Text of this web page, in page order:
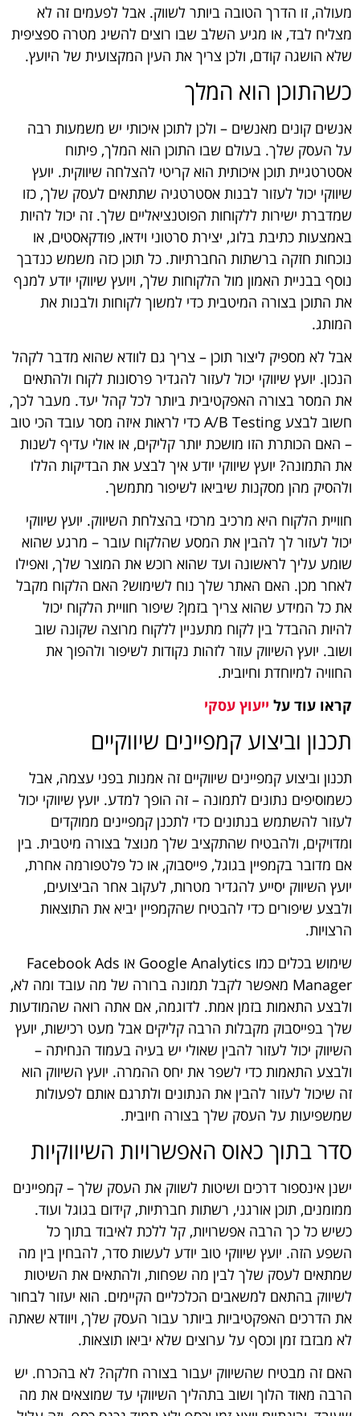
מעולה, זו הדרך הטובה ביותר לשווק. אבל לפעמים זה לא
מצליח לבד, או מגיע השלב שבו רוצים להשיג מטרה ספציפית
שלא הושגה קודם, ולכן צריך את העין המקצועית של היועץ.
כשהתוכן הוא המלך
אנשים קונים מאנשים – ולכן לתוכן איכותי יש משמעות רבה
על העסק שלך. בעולם שבו התוכן הוא המלך, פיתוח
אסטרטגיית תוכן איכותית הוא קריטי להצלחה שיווקית. יועץ
שיווקי יכול לעזור לבנות אסטרטגיה שתתאים לעסק שלך, כזו
שמדברת ישירות ללקוחות הפוטנציאליים שלך. זה יכול להיות
באמצעות כתיבת בלוג, יצירת סרטוני וידאו, פודקאסטים, או
נוכחות חזקה ברשתות החברתיות. כל תוכן כזה משמש כנדבך
נוסף בבניית האמון מול הלקוחות שלך, ויועץ שיווקי יודע למנף
את התוכן בצורה המיטבית כדי למשוך לקוחות ולבנות את
המותג.
אבל לא מספיק ליצור תוכן – צריך גם לוודא שהוא מדבר לקהל
הנכון. יועץ שיווקי יכול לעזור להגדיר פרסונות לקוח ולהתאים
את המסר בצורה האפקטיבית ביותר לכל קהל יעד. מעבר לכך,
חשוב לבצע A/B Testing כדי לראות איזה מסר עובד הכי טוב
– האם הכותרת הזו מושכת יותר קליקים, או אולי עדיף לשנות
את התמונה? יועץ שיווקי יודע איך לבצע את הבדיקות הללו
ולהסיק מהן מסקנות שיביאו לשיפור מתמשך.
חוויית הלקוח היא מרכיב מרכזי בהצלחת השיווק. יועץ שיווקי
יכול לעזור לך להבין את המסע שהלקוח עובר – מרגע שהוא
שומע עליך לראשונה ועד שהוא רוכש את המוצר שלך, ואפילו
לאחר מכן. האם האתר שלך נוח לשימוש? האם הלקוח מקבל
את כל המידע שהוא צריך בזמן? שיפור חוויית הלקוח יכול
להיות ההבדל בין לקוח מתעניין ללקוח מרוצה שקונה שוב
ושוב. יועץ השיווק עוזר לזהות נקודות לשיפור ולהפוך את
החוויה למיוחדת וחיובית.
קראו עוד על ייעוץ עסקי
תכנון וביצוע קמפיינים שיווקיים
תכנון וביצוע קמפיינים שיווקיים זה אמנות בפני עצמה, אבל
כשמוסיפים נתונים לתמונה – זה הופך למדע. יועץ שיווקי יכול
לעזור להשתמש בנתונים כדי לתכנן קמפיינים ממוקדים
ומדויקים, ולהבטיח שהתקציב שלך מנוצל בצורה מיטבית. בין
אם מדובר בקמפיין בגוגל, פייסבוק, או כל פלטפורמה אחרת,
יועץ השיווק יסייע להגדיר מטרות, לעקוב אחר הביצועים,
ולבצע שיפורים כדי להבטיח שהקמפיין יביא את התוצאות
הרצויות.
שימוש בכלים כמו Google Analytics או Facebook Ads
Manager מאפשר לקבל תמונה ברורה של מה עובד ומה לא,
ולבצע התאמות בזמן אמת. לדוגמה, אם אתה רואה שהמודעות
שלך בפייסבוק מקבלות הרבה קליקים אבל מעט רכישות, יועץ
השיווק יכול לעזור להבין שאולי יש בעיה בעמוד הנחיתה –
ולבצע התאמות כדי לשפר את יחס ההמרה. יועץ השיווק הוא
זה שיכול לעזור להבין את הנתונים ולתרגם אותם לפעולות
שמשפיעות על העסק שלך בצורה חיובית.
סדר בתוך כאוס האפשרויות השיווקיות
ישנן אינספור דרכים ושיטות לשווק את העסק שלך – קמפיינים
ממומנים, תוכן אורגני, רשתות חברתיות, קידום בגוגל ועוד.
כשיש כל כך הרבה אפשרויות, קל ללכת לאיבוד בתוך כל
השפע הזה. יועץ שיווקי טוב יודע לעשות סדר, להבחין בין מה
שמתאים לעסק שלך לבין מה שפחות, ולהתאים את השיטות
לשיווק בהתאם למשאבים הכלכליים הקיימים. הוא יעזור לבחור
את הדרכים האפקטיביות ביותר עבור העסק שלך, ויוודא שאתה
לא מבזבז זמן וכסף על ערוצים שלא יביאו תוצאות.
האם זה מבטיח שהשיווק יעבור בצורה חלקה? לא בהכרח. יש
הרבה מאוד הלוך ושוב בתהליך השיווקי עד שמוצאים את מה